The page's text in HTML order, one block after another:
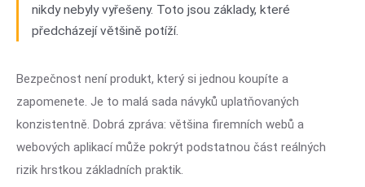
nikdy nebyly vyřešeny. Toto jsou základy, které
předcházejí většině potíží.
Bezpečnost není produkt, který si jednou koupíte a
zapomenete. Je to malá sada návyků uplatňovaných
konzistentně. Dobrá zpráva: většina firemních webů a
webových aplikací může pokrýt podstatnou část reálných
rizik hrstkou základních praktik.